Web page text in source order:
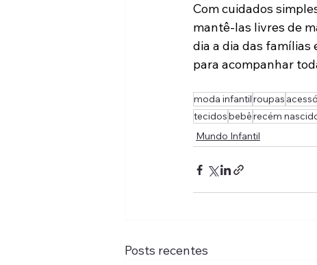
Com cuidados
mantê-las livres de
dia a dia das famílias
para acompanhar
moda infantilroupas
tecidosbebêrecém
Mundo Infantil
Posts recentes